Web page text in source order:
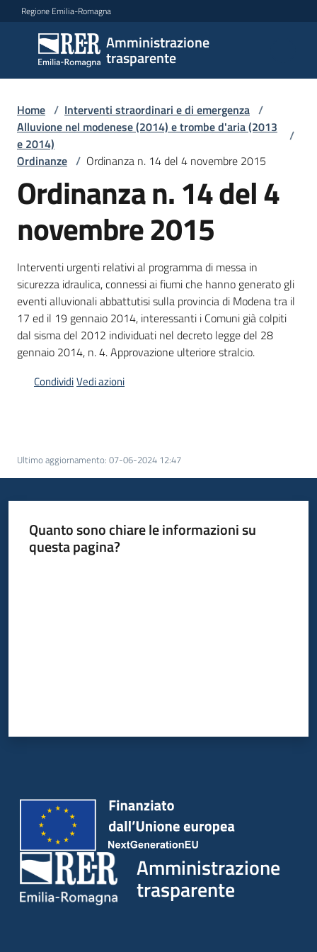
Vai al contenuto
Vai alla navigazione
Vai al footer
Regione Emilia-Romagna
Amministrazione
trasparente
Amministrazione
trasparente
Sottosezioni
Accesso
Home / Interventi straordinari e di emergenza /
Alluvione nel modenese (2014) e trombe d'aria (2013
e 2014)
/
Ordinanze / Ordinanza n. 14 del 4 novembre 2015
Ordinanza n. 14 del 4
novembre 2015
Interventi urgenti relativi al programma di messa in
sicurezza idraulica, connessi ai fiumi che hanno generato gli
eventi alluvionali abbattutisi sulla provincia di Modena tra il
17 ed il 19 gennaio 2014, interessanti i Comuni già colpiti
dal sisma del 2012 individuati nel decreto legge del 28
gennaio 2014, n. 4. Approvazione ulteriore stralcio.
CondividiVedi azioni
Ultimo aggiornamento: 07-06-2024 12:47
Quanto sono chiare le informazioni su
questa pagina?
Amministrazione
trasparente